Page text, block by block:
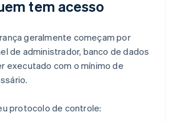
tem acesso
geralmente começam por
de administrador, banco de dados
executado com o mínimo de
protocolo de controle: